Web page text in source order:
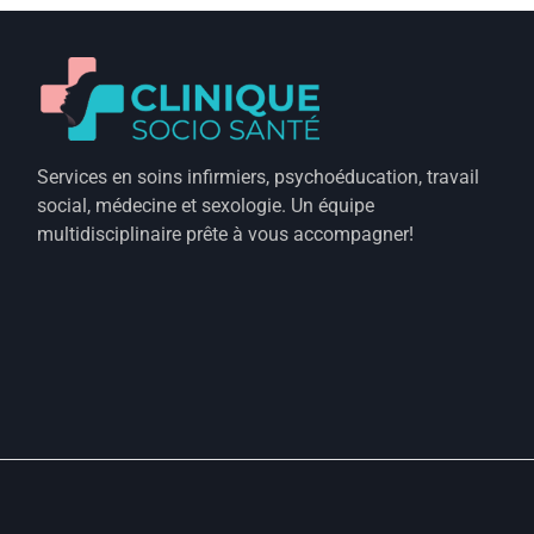
Services en soins infirmiers, psychoéducation, travail
social, médecine et sexologie. Un équipe
multidisciplinaire prête à vous accompagner!